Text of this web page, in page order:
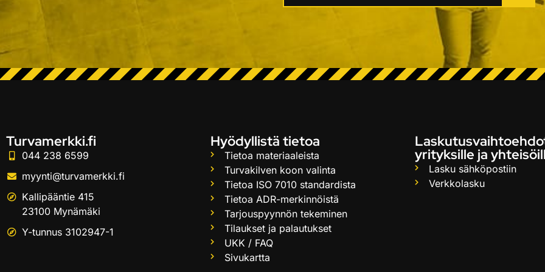
Turvamerkki.fi
044 238 6599
myynti@turvamerkki.fi
Kallipääntie 415
23100 Mynämäki
Y-tunnus 3102947-1
Hyödyllistä tietoa
Tietoa materiaaleista
Turvakilven koon valinta
Tietoa ISO 7010 standardista
Tietoa ADR-merkinnöistä
Tarjouspyynnön tekeminen
Tilaukset ja palautukset
UKK / FAQ
Sivukartta
yrityksille ja
Lasku sähköpostiin
Verkkolasku